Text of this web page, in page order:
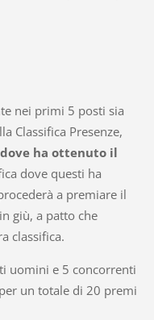
nei primi 5 posti sia
Classifica Presenze,
dove ha ottenuto il
dove questi ha
a premiare il
giù, a patto che
classifica.
uomini e 5 concorrenti
un totale di 20 premi